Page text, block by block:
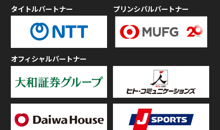
タイトルパートナー プリンシパルパートナー
オフィシャルパートナー